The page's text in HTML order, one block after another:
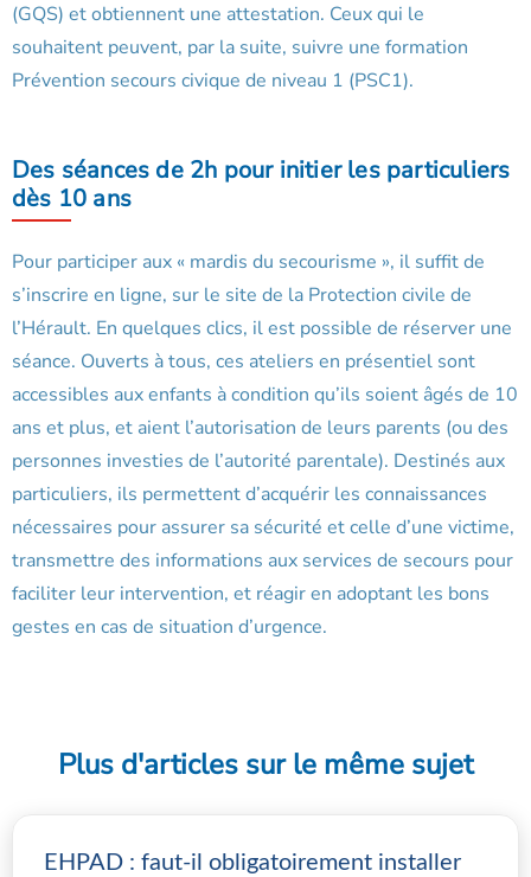
(GQS) et obtiennent une attestation. Ceux qui le
souhaitent peuvent, par la suite, suivre une formation
Prévention secours civique de niveau 1 (PSC1).
Des séances de 2h pour initier les particuliers
dès 10 ans
Pour participer aux « mardis du secourisme », il suffit de
s’inscrire en ligne, sur le site de la Protection civile de
l’Hérault. En quelques clics, il est possible de réserver une
séance. Ouverts à tous, ces ateliers en présentiel sont
accessibles aux enfants à condition qu’ils soient âgés de 10
ans et plus, et aient l’autorisation de leurs parents (ou des
personnes investies de l’autorité parentale). Destinés aux
particuliers, ils permettent d’acquérir les connaissances
nécessaires pour assurer sa sécurité et celle d’une victime,
transmettre des informations aux services de secours pour
faciliter leur intervention, et réagir en adoptant les bons
gestes en cas de situation d’urgence.
Plus d'articles sur le même sujet
EHPAD : faut-il obligatoirement installer